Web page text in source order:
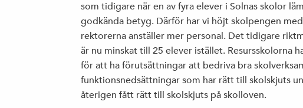
som tidigare när en av fyra elever i Solnas skolor
godkända betyg. Därför har vi höjt skolpengen
rektorerna anställer mer personal. Det tidigare
är nu minskat till 25 elever istället. Resursskolorna
för att ha förutsättningar att bedriva bra
funktionsnedsättningar som har rätt till skolskjuts
återigen fått rätt till skolskjuts på skolloven.